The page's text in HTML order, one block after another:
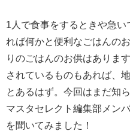
1人で食事をするときや急
れば何かと便利なごはんの
りのごはんのお供はありま
されているものもあれば、
とあるはず。今回はまだ知
マスタセレクト編集部メン
を聞いてみました！